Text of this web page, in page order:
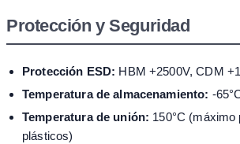
Protección y Seguridad
Protección ESD: HBM +2500V, CDM
Temperatura de almacenamiento: -
Temperatura de unión: 150°C (máximo
plásticos)